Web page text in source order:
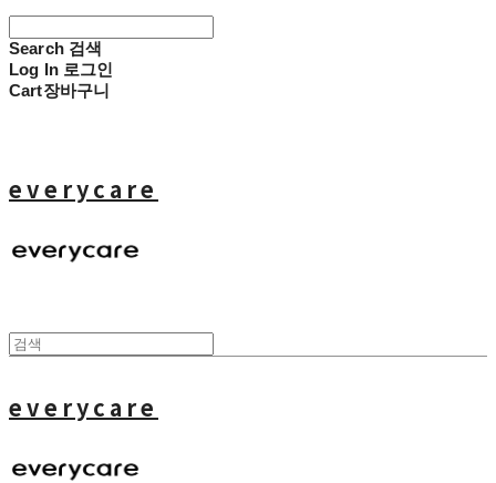
Search 검색
Log In 로그인
Cart장바구니
everycare
everycare